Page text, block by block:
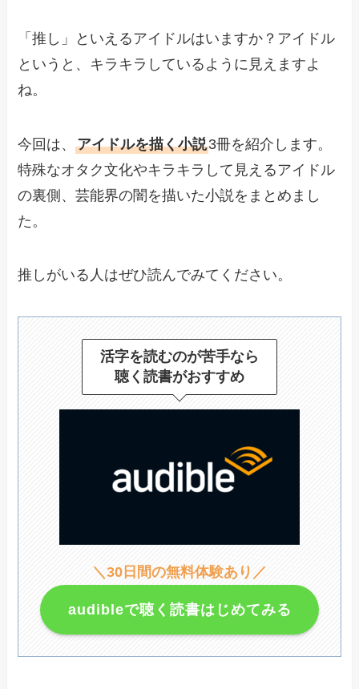
「推し」といえるアイドルはいますか？アイドル
というと、キラキラしているように見えますよ
ね。
今回は、アイドルを描く小説3冊を紹介します。
特殊なオタク文化やキラキラして見えるアイドル
の裏側、芸能界の闇を描いた小説をまとめまし
た。
推しがいる人はぜひ読んでみてください。
活字を読むのが苦手なら
聴く読書がおすすめ
＼30日間の無料体験あり／
audibleで聴く読書はじめてみる